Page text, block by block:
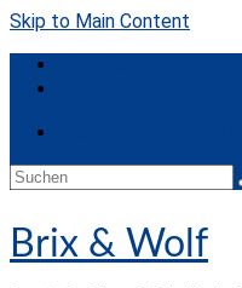
Skip to Main Content
Suche
Brix & Wolf